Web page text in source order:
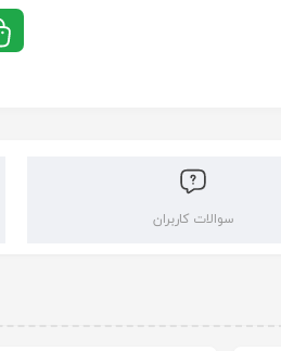
سوالات کاربران